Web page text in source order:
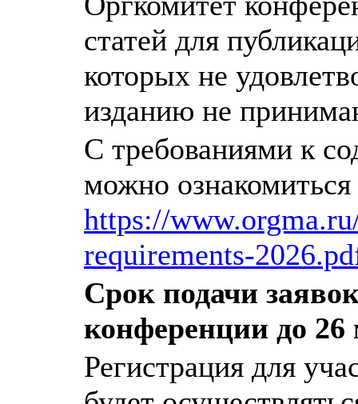
статей для
которых не
изданию не
С требованиями к
можно
https://
requirements-
Срок подачи
конференции до 26
Регистрация для